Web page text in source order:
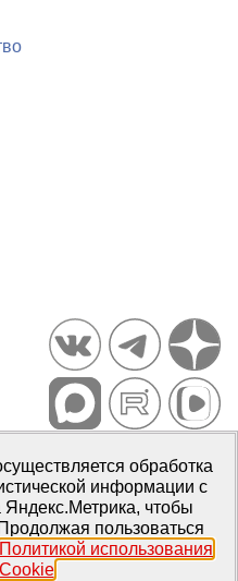
2007–2026
№ ФС77-66447 от 14 июля
обработка
информации с
чтобы
пользоваться
Политикой использования
.